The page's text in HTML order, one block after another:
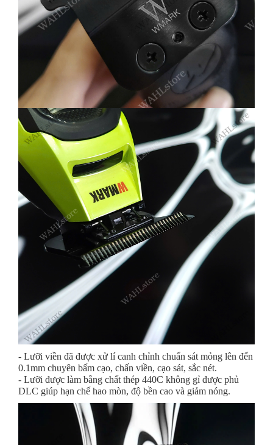
- Lưỡi viền đã được xử lí canh chỉnh chuẩn sát mỏng lên đến
0.1mm chuyên bấm cạo, chấn viền, cạo sát, sắc nét.
- Lưỡi được làm bằng chất thép 440C không gỉ được phủ
DLC giúp hạn chế hao mòn, độ bền cao và giảm nóng.